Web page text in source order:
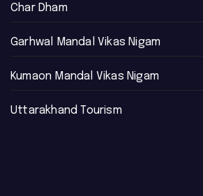
Char Dham
Garhwal Mandal Vikas Nigam
Kumaon Mandal Vikas Nigam
Uttarakhand Tourism